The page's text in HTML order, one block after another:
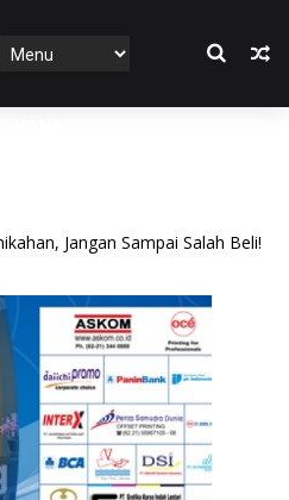
FEATURES
Sampai Salah Beli!